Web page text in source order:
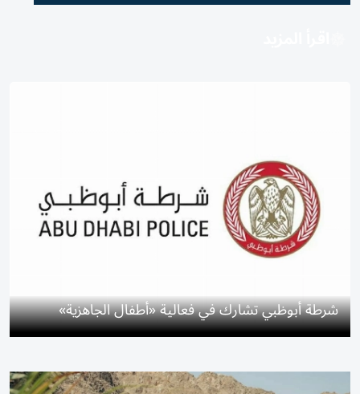
شرطة أبوظبي تشارك في فعالية «أطفال الجاهزية»